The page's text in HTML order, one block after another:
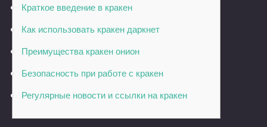
Краткое введение в кракен
Как использовать кракен даркнет
Преимущества кракен онион
Безопасность при работе с кракен
Регулярные новости и ссылки на кракен